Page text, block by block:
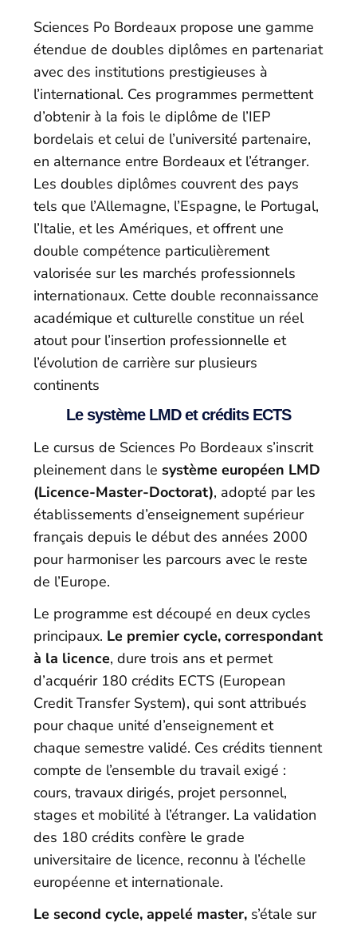
Sciences Po Bordeaux propose une gamme
étendue de doubles diplômes en partenariat
avec des institutions prestigieuses à
l’international. Ces programmes permettent
d’obtenir à la fois le diplôme de l’IEP
bordelais et celui de l’université partenaire,
en alternance entre Bordeaux et l’étranger.
Les doubles diplômes couvrent des pays
tels que l’Allemagne, l’Espagne, le Portugal,
l’Italie, et les Amériques, et offrent une
double compétence particulièrement
valorisée sur les marchés professionnels
internationaux. Cette double reconnaissance
académique et culturelle constitue un réel
atout pour l’insertion professionnelle et
l’évolution de carrière sur plusieurs
continents
Le système LMD et crédits ECTS
Le cursus de Sciences Po Bordeaux s’inscrit
pleinement dans le système européen LMD
(Licence-Master-Doctorat), adopté par les
établissements d’enseignement supérieur
français depuis le début des années 2000
pour harmoniser les parcours avec le reste
de l’Europe.
Le programme est découpé en deux cycles
principaux. Le premier cycle, correspondant
à la licence, dure trois ans et permet
d’acquérir 180 crédits ECTS (European
Credit Transfer System), qui sont attribués
pour chaque unité d’enseignement et
chaque semestre validé. Ces crédits tiennent
compte de l’ensemble du travail exigé :
cours, travaux dirigés, projet personnel,
stages et mobilité à l’étranger. La validation
des 180 crédits confère le grade
universitaire de licence, reconnu à l’échelle
européenne et internationale.
Le second cycle, appelé master, s’étale sur